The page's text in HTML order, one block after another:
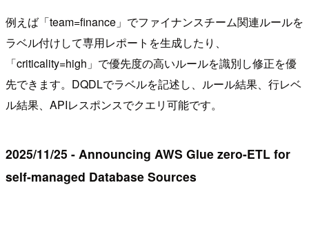
例えば「team=finance」でファイナンスチーム関連ルールを
ラベル付けして専用レポートを生成したり、
「criticality=high」で優先度の高いルールを識別し修正を優
先できます。DQDLでラベルを記述し、ルール結果、行レベ
ル結果、APIレスポンスでクエリ可能です。
2025/11/25 - Announcing AWS Glue zero-ETL for
self-managed Database Sources